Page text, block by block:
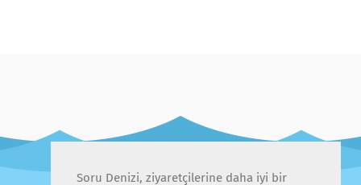
Soru Denizi, ziyaretçilerine daha iyi bir